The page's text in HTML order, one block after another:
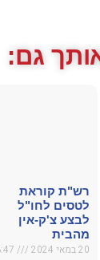
אותך גם:
רש"ת קוראת
לטסים לחו"ל
לבצע צ'ק-אין
מהבית
20 במאי 2024